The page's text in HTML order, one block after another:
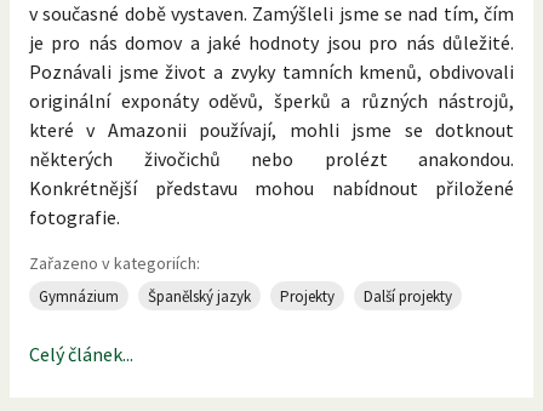
v současné době vystaven. Zamýšleli jsme se nad tím, čím
je pro nás domov a jaké hodnoty jsou pro nás důležité.
Poznávali jsme život a zvyky tamních kmenů, obdivovali
originální exponáty oděvů, šperků a různých nástrojů,
které v Amazonii používají, mohli jsme se dotknout
některých živočichů nebo prolézt anakondou.
Konkrétnější představu mohou nabídnout přiložené
fotografie.
Zařazeno v kategoriích:
Gymnázium Španělský jazyk Projekty Další projekty
Celý článek...